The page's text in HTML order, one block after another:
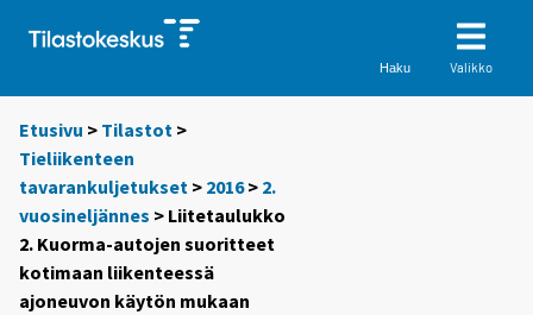
Haku Valikko
Etusivu > Tilastot >
Tieliikenteen
tavarankuljetukset > 2016> 2.
vuosineljännes > Liitetaulukko
2. Kuorma-autojen suoritteet
kotimaan liikenteessä
ajoneuvon käytön mukaan